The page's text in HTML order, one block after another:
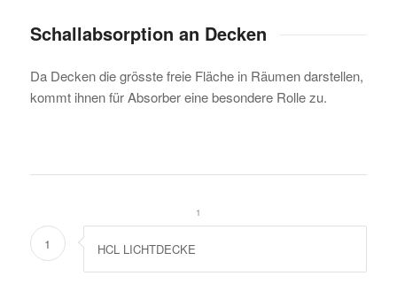
Schallabsorption an Decken
Da Decken die grösste freie Fläche in Räumen darstellen,
kommt ihnen für Absorber eine besondere Rolle zu.
1
1 HCL LICHTDECKE